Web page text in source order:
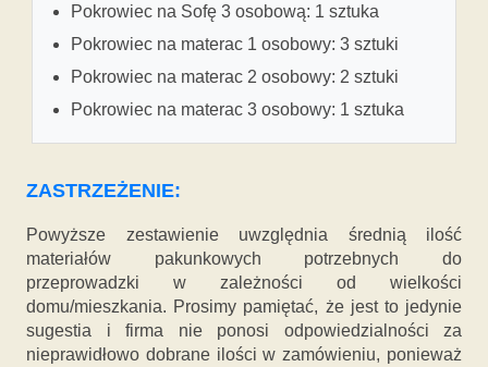
Pokrowiec na Sofę 3 osobową: 1 sztuka
Pokrowiec na materac 1 osobowy: 3 sztuki
Pokrowiec na materac 2 osobowy: 2 sztuki
Pokrowiec na materac 3 osobowy: 1 sztuka
ZASTRZEŻENIE:
Powyższe zestawienie uwzględnia średnią ilość
materiałów pakunkowych potrzebnych do
przeprowadzki w zależności od wielkości
domu/mieszkania. Prosimy pamiętać, że jest to jedynie
sugestia i firma nie ponosi odpowiedzialności za
nieprawidłowo dobrane ilości w zamówieniu, ponieważ